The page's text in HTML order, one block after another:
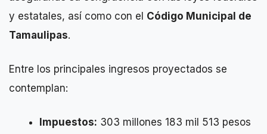
y estatales, así como con el Código Municipal de
Tamaulipas.
Entre los principales ingresos proyectados se
contemplan:
Impuestos: 303 millones 183 mil 513 pesos